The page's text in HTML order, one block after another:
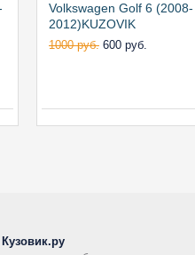
Volkswagen Golf 6 (2008-
2012)KUZOVIK
1000 руб. 600 руб.